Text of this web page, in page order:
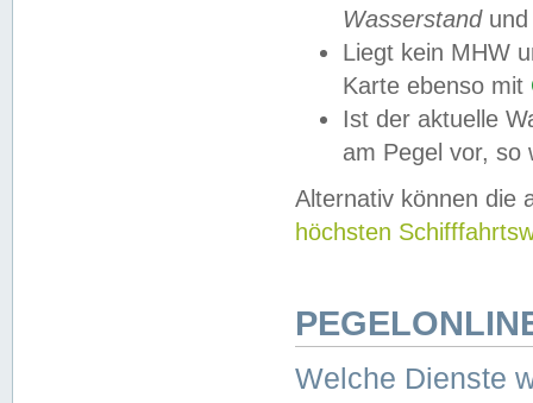
Wasserstandund
Liegt kein MHW
Karte ebenso mit
Ist der aktuelle
am Pegel vor,
Alternativ können die
höchsten
Welche Dienste